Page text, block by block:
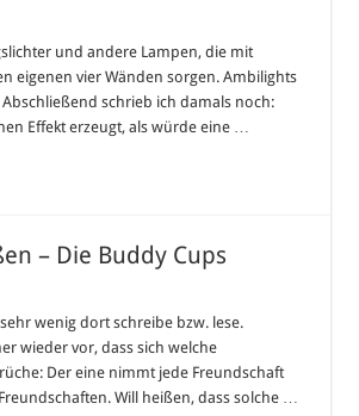
und andere Lampen, die mit
eigenen vier Wänden sorgen. Ambilights
schrieb ich damals noch:
Effekt erzeugt, als würde eine …
– Die Buddy Cups
wenig dort schreibe bzw. lese.
wieder vor, dass sich welche
Der eine nimmt jede Freundschaft
Will heißen, dass solche …